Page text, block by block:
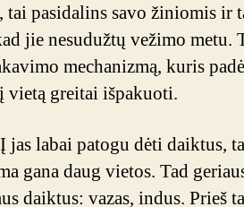
tai pasidalins savo žiniomis ir
jie nesudužtų vežimo metu.
mechanizmą, kuris
vietą greitai išpakuoti.
jas labai patogu dėti daiktus,
gana daug vietos. Tad
daiktus: vazas, indus. Prieš